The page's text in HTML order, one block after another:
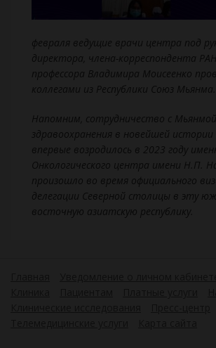
февраля ведущие врачи центра под
директора, члена-корреспондента
профессора Владимира Моисеенко
коллегами из Республики Союз Мьянма.
Напомним, сотрудничество с Мьянмой
здравоохранения в новейшей истории
впервые возродилось в 2023 году
Онкологического центра имени Н.П.
произошло во время официального
делегации Северной столицы в эту
восточную азиатскую республику.